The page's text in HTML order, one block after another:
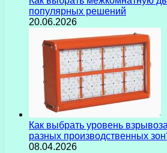
популярных решений
20.06.2026
Как выбрать уровень
разных производственных
08.04.2026